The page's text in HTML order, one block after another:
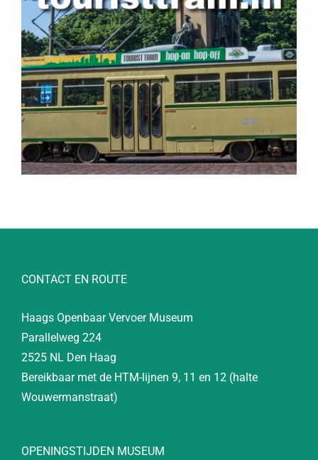
CONTACT EN ROUTE
Haags Openbaar Vervoer Museum
Parallelweg 224
2525 NL Den Haag
Bereikbaar met de HTM-lijnen 9, 11 en 12 (halte
Wouwermanstraat)
OPENINGSTIJDEN MUSEUM